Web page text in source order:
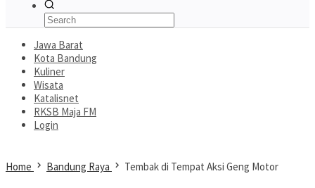
Jawa Barat
Kota Bandung
Kuliner
Wisata
Katalisnet
RKSB Maja FM
Login
Home Bandung Raya Tembak di Tempat Aksi Geng Motor